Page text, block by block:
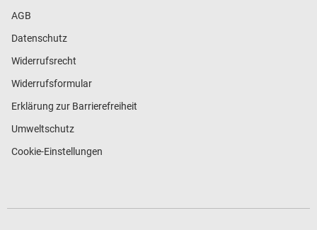
AGB
Datenschutz
Widerrufsrecht
Widerrufsformular
Erklärung zur Barrierefreiheit
Umweltschutz
Cookie-Einstellungen